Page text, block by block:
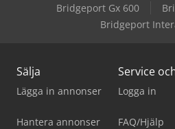
Bridgeport Gx 600
Bridgeport
Sälja
Lägga in annonser
Hantera annonser
Service
Logga in
FAQ/Hjälp